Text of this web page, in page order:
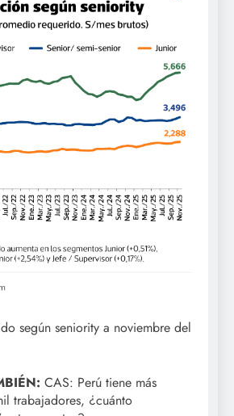
según seniority a noviembre del
CAS: Perú tiene más
trabajadores, ¿cuánto